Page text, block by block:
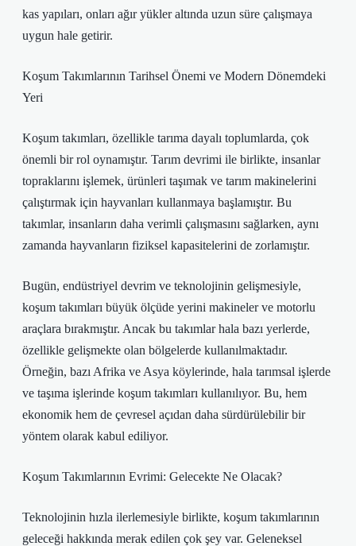
kas yapıları, onları ağır yükler altında uzun süre çalışmaya
uygun hale getirir.
Koşum Takımlarının Tarihsel Önemi ve Modern Dönemdeki
Yeri
Koşum takımları, özellikle tarıma dayalı toplumlarda, çok
önemli bir rol oynamıştır. Tarım devrimi ile birlikte, insanlar
topraklarını işlemek, ürünleri taşımak ve tarım makinelerini
çalıştırmak için hayvanları kullanmaya başlamıştır. Bu
takımlar, insanların daha verimli çalışmasını sağlarken, aynı
zamanda hayvanların fiziksel kapasitelerini de zorlamıştır.
Bugün, endüstriyel devrim ve teknolojinin gelişmesiyle,
koşum takımları büyük ölçüde yerini makineler ve motorlu
araçlara bırakmıştır. Ancak bu takımlar hala bazı yerlerde,
özellikle gelişmekte olan bölgelerde kullanılmaktadır.
Örneğin, bazı Afrika ve Asya köylerinde, hala tarımsal işlerde
ve taşıma işlerinde koşum takımları kullanılıyor. Bu, hem
ekonomik hem de çevresel açıdan daha sürdürülebilir bir
yöntem olarak kabul ediliyor.
Koşum Takımlarının Evrimi: Gelecekte Ne Olacak?
Teknolojinin hızla ilerlemesiyle birlikte, koşum takımlarının
geleceği hakkında merak edilen çok şey var. Geleneksel